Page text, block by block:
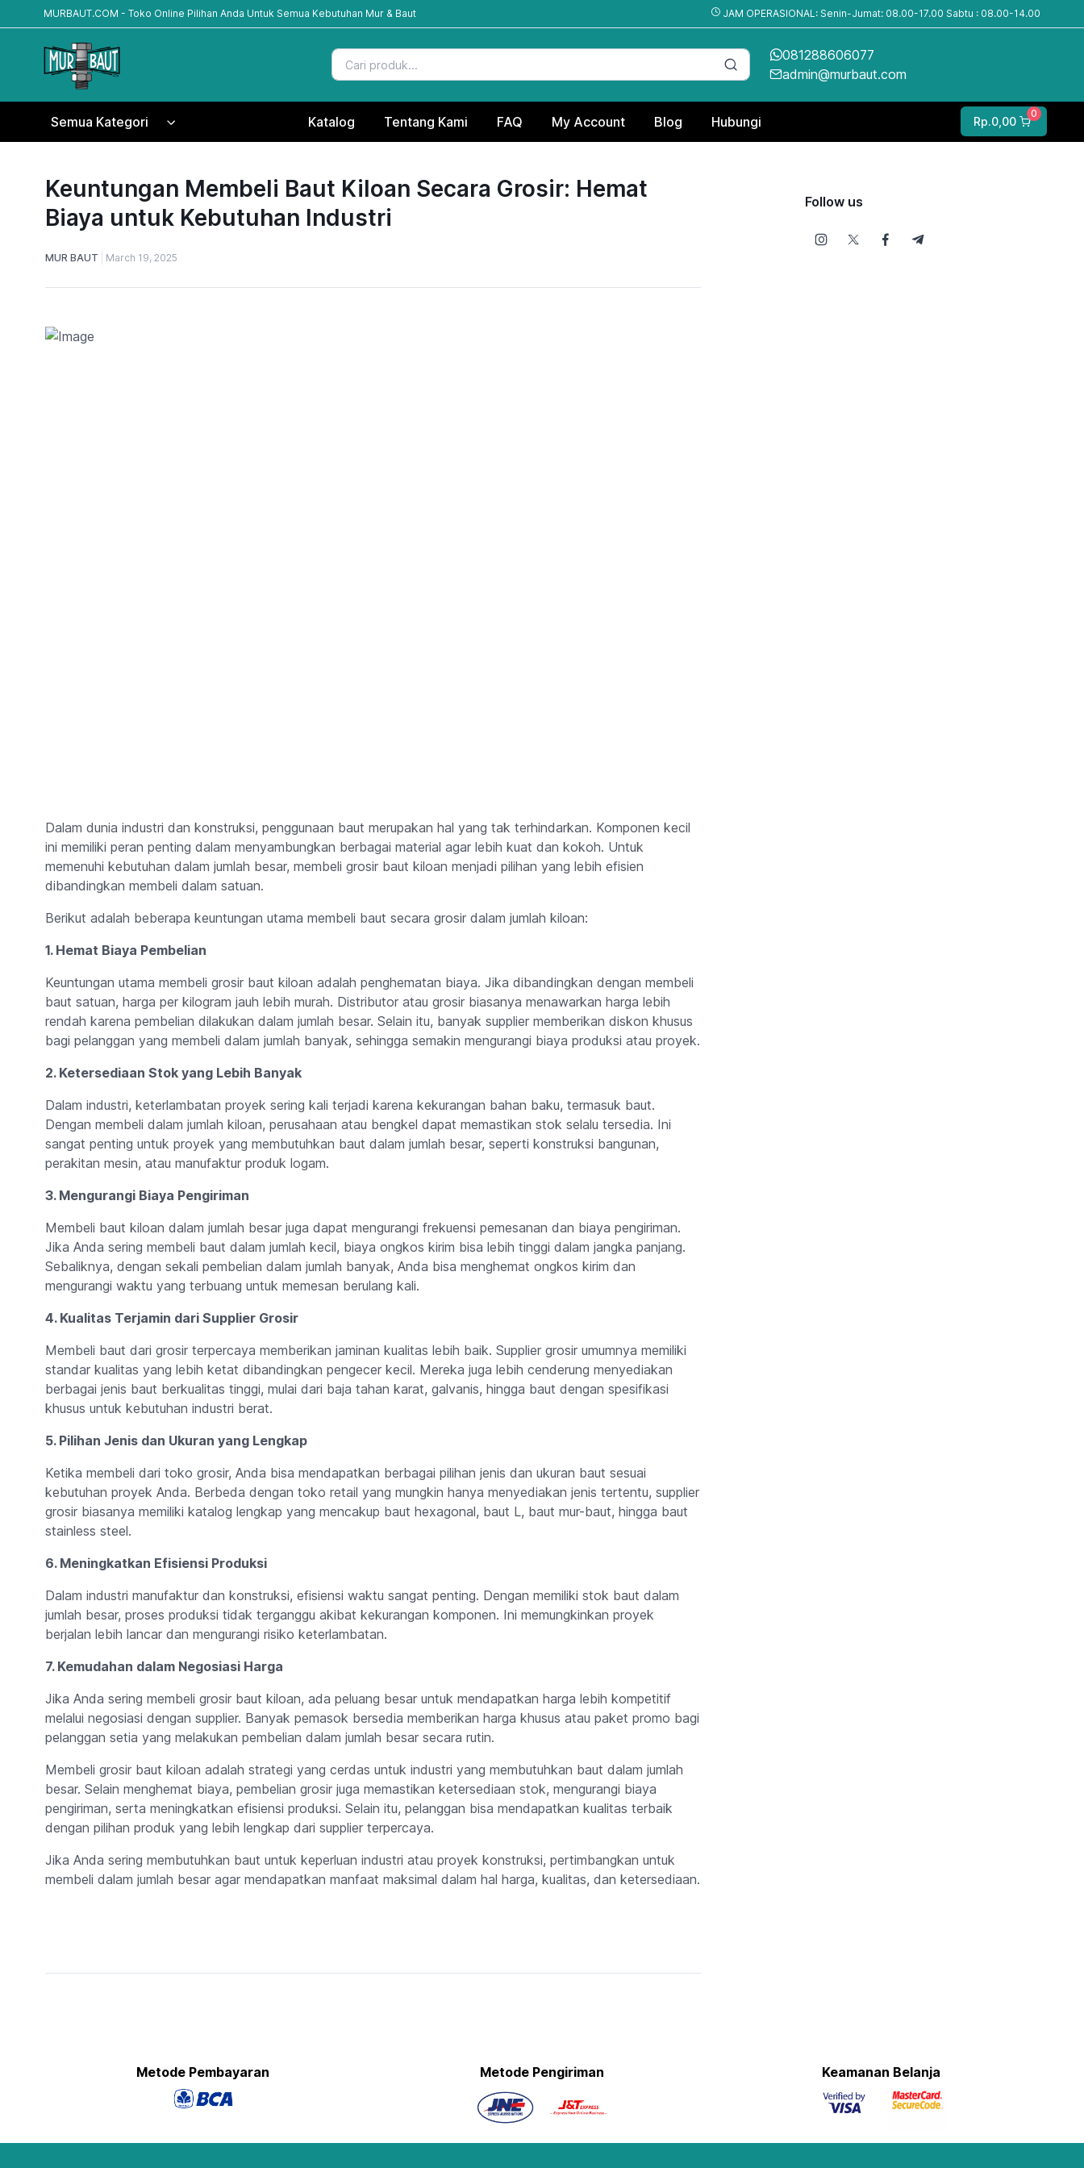
MURBAUT.COM - Toko Online Pilihan Anda Untuk Semua Kebutuhan Mur & Baut JAM OPERASIONAL: Senin-Jumat: 08.00-17.00 Sabtu : 08.00-14.00
081288606077
admin@murbaut.com
Semua Kategori Katalog Tentang Kami FAQ My Account Blog Hubungi Rp.0,00
0
Keuntungan Membeli Baut Kiloan Secara Grosir: Hemat
Biaya untuk Kebutuhan Industri
MUR BAUT March 19, 2025
Dalam dunia industri dan konstruksi, penggunaan baut merupakan hal yang tak terhindarkan. Komponen kecil
ini memiliki peran penting dalam menyambungkan berbagai material agar lebih kuat dan kokoh. Untuk
memenuhi kebutuhan dalam jumlah besar, membeli grosir baut kiloan menjadi pilihan yang lebih efisien
dibandingkan membeli dalam satuan.
Berikut adalah beberapa keuntungan utama membeli baut secara grosir dalam jumlah kiloan:
1. Hemat Biaya Pembelian
Keuntungan utama membeli grosir baut kiloan adalah penghematan biaya. Jika dibandingkan dengan membeli
baut satuan, harga per kilogram jauh lebih murah. Distributor atau grosir biasanya menawarkan harga lebih
rendah karena pembelian dilakukan dalam jumlah besar. Selain itu, banyak supplier memberikan diskon khusus
bagi pelanggan yang membeli dalam jumlah banyak, sehingga semakin mengurangi biaya produksi atau proyek.
2. Ketersediaan Stok yang Lebih Banyak
Dalam industri, keterlambatan proyek sering kali terjadi karena kekurangan bahan baku, termasuk baut.
Dengan membeli dalam jumlah kiloan, perusahaan atau bengkel dapat memastikan stok selalu tersedia. Ini
sangat penting untuk proyek yang membutuhkan baut dalam jumlah besar, seperti konstruksi bangunan,
perakitan mesin, atau manufaktur produk logam.
3. Mengurangi Biaya Pengiriman
Membeli baut kiloan dalam jumlah besar juga dapat mengurangi frekuensi pemesanan dan biaya pengiriman.
Jika Anda sering membeli baut dalam jumlah kecil, biaya ongkos kirim bisa lebih tinggi dalam jangka panjang.
Sebaliknya, dengan sekali pembelian dalam jumlah banyak, Anda bisa menghemat ongkos kirim dan
mengurangi waktu yang terbuang untuk memesan berulang kali.
4. Kualitas Terjamin dari Supplier Grosir
Membeli baut dari grosir terpercaya memberikan jaminan kualitas lebih baik. Supplier grosir umumnya memiliki
standar kualitas yang lebih ketat dibandingkan pengecer kecil. Mereka juga lebih cenderung menyediakan
berbagai jenis baut berkualitas tinggi, mulai dari baja tahan karat, galvanis, hingga baut dengan spesifikasi
khusus untuk kebutuhan industri berat.
5. Pilihan Jenis dan Ukuran yang Lengkap
Ketika membeli dari toko grosir, Anda bisa mendapatkan berbagai pilihan jenis dan ukuran baut sesuai
kebutuhan proyek Anda. Berbeda dengan toko retail yang mungkin hanya menyediakan jenis tertentu, supplier
grosir biasanya memiliki katalog lengkap yang mencakup baut hexagonal, baut L, baut mur-baut, hingga baut
stainless steel.
6. Meningkatkan Efisiensi Produksi
Dalam industri manufaktur dan konstruksi, efisiensi waktu sangat penting. Dengan memiliki stok baut dalam
jumlah besar, proses produksi tidak terganggu akibat kekurangan komponen. Ini memungkinkan proyek
berjalan lebih lancar dan mengurangi risiko keterlambatan.
7. Kemudahan dalam Negosiasi Harga
Jika Anda sering membeli grosir baut kiloan, ada peluang besar untuk mendapatkan harga lebih kompetitif
melalui negosiasi dengan supplier. Banyak pemasok bersedia memberikan harga khusus atau paket promo bagi
pelanggan setia yang melakukan pembelian dalam jumlah besar secara rutin.
Membeli grosir baut kiloan adalah strategi yang cerdas untuk industri yang membutuhkan baut dalam jumlah
besar. Selain menghemat biaya, pembelian grosir juga memastikan ketersediaan stok, mengurangi biaya
pengiriman, serta meningkatkan efisiensi produksi. Selain itu, pelanggan bisa mendapatkan kualitas terbaik
dengan pilihan produk yang lebih lengkap dari supplier terpercaya.
Jika Anda sering membutuhkan baut untuk keperluan industri atau proyek konstruksi, pertimbangkan untuk
membeli dalam jumlah besar agar mendapatkan manfaat maksimal dalam hal harga, kualitas, dan ketersediaan.
Follow us
Metode Pembayaran Metode Pengiriman Keamanan Belanja